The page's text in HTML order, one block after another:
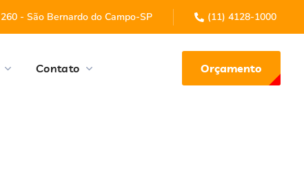
- São Bernardo do Campo-SP (11) 4128-1000
Contato Orçamento